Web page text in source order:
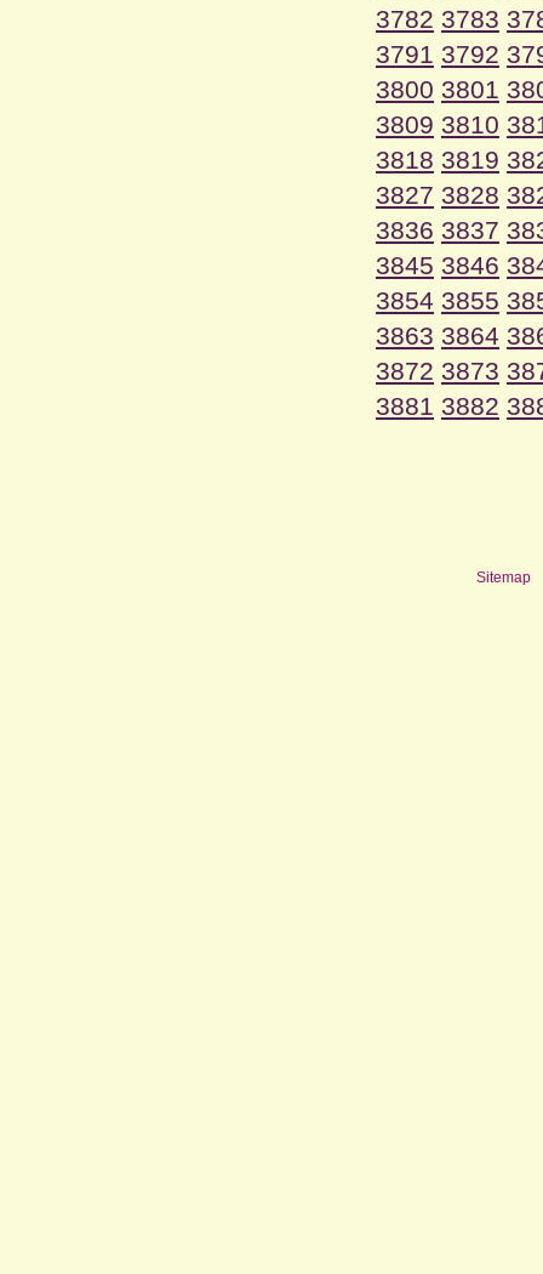
3782 3783
3791 3792
3800 3801
3809 3810
3818 3819
3827 3828
3836 3837
3845 3846
3854 3855
3863 3864
3872 3873
3881 3882
Sitemap